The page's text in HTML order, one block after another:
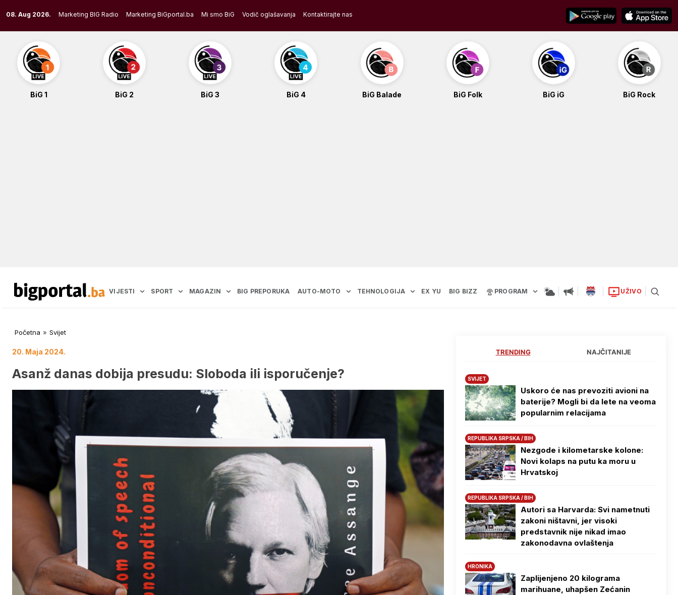
to
content
08. Aug 2026. Marketing BIG Radio Marketing BiGportal.ba Mi smo BiG Vodič oglašavanja Kontaktirajte nas
BiG 1 BiG 2 BiG 3 BiG 4 BiG Balade BiG Folk BiG iG BiG Rock
VIJESTI SPORT MAGAZIN BIG PREPORUKA AUTO-MOTO TEHNOLOGIJA EX YU BIG BIZZ PROGRAM UŽIVO
Početna » Svijet
20. Maja 2024.
Asanž danas dobija presudu: Sloboda ili isporučenje?
TRENDING NAJČITANIJE
SVIJET
Uskoro će nas prevoziti avioni na
baterije? Mogli bi da lete na veoma
popularnim relacijama
REPUBLIKA SRPSKA / BIH
Nezgode i kilometarske kolone:
Novi kolaps na putu ka moru u
Hrvatskoj
REPUBLIKA SRPSKA / BIH
Autori sa Harvarda: Svi nametnuti
zakoni ništavni, jer visoki
predstavnik nije nikad imao
zakonodavna ovlaštenja
HRONIKA
Zaplijenjeno 20 kilograma
marihuane, uhapšen Zećanin